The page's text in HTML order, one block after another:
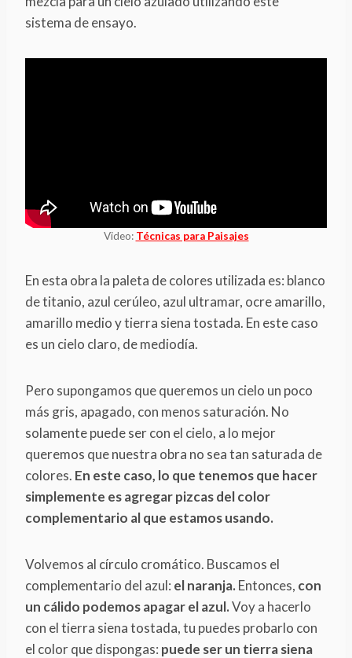
sistema de ensayo.
Video: Técnicas para Paisajes
En esta obra la paleta de colores utilizada es: blanco
de titanio, azul cerúleo, azul ultramar, ocre amarillo,
amarillo medio y tierra siena tostada. En este caso
es un cielo claro, de mediodía.
Pero supongamos que queremos un cielo un poco
más gris, apagado, con menos saturación. No
solamente puede ser con el cielo, a lo mejor
queremos que nuestra obra no sea tan saturada de
colores. En este caso, lo que tenemos que hacer
simplemente es agregar pizcas del color
complementario al que estamos usando.
Volvemos al círculo cromático. Buscamos el
complementario del azul: el naranja. Entonces, con
un cálido podemos apagar el azul.Voy a hacerlo
con el tierra siena tostada, tu puedes probarlo con
el color que dispongas: puede ser un tierra siena